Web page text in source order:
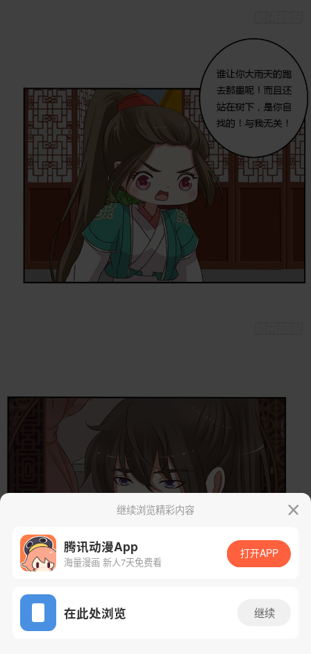
App免费看
继续浏览精彩内容
腾讯动漫App
海量漫画 新人7天免费看
打开APP
在此处浏览 继续